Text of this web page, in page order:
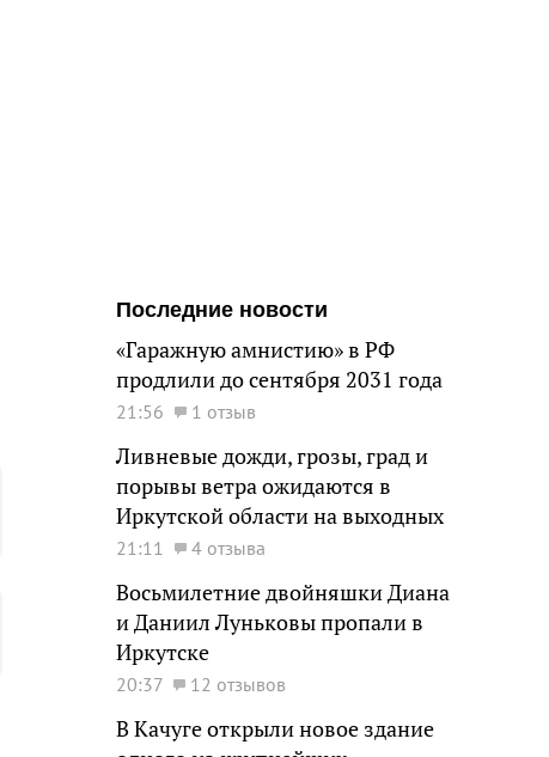
Последние новости
«Гаражную амнистию» в РФ
продлили до сентября 2031 года
21:56 1 отзыв
Ливневые дожди, грозы, град и
порывы ветра ожидаются в
Иркутской области на выходных
21:11 4 отзыва
Восьмилетние двойняшки Диана
и Даниил Луньковы пропали в
Иркутске
20:37 12 отзывов
В Качуге открыли новое здание